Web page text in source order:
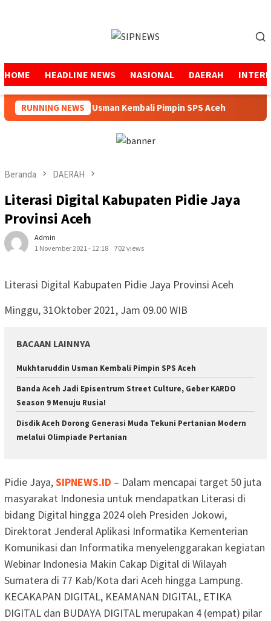
HOME HEADLINE NEWS NASIONAL DAERAH
RUNNING NEWS
Mukhtaruddin Usman Kembali Pimpin SPS Aceh
Beranda DAERAH
Literasi Digital Kabupaten Pidie Jaya
Provinsi Aceh
Admin
1 November 2021 - 12:18
702 views
Literasi Digital Kabupaten Pidie Jaya Provinsi Aceh
Minggu, 31Oktober 2021, Jam 09.00 WIB
BACAAN LAINNYA
Mukhtaruddin Usman Kembali Pimpin SPS Aceh
Banda Aceh Jadi Episentrum Street Culture, Geber KARDO
Season 9 Menuju Rusia!
Disdik Aceh Dorong Generasi Muda Tekuni Pertanian Modern
melalui Olimpiade Pertanian
Pidie Jaya,SIPNEWS.ID – Dalam mencapai target 50 juta
masyarakat Indonesia untuk mendapatkan Literasi di
bidang Digital hingga 2024 oleh Presiden Jokowi,
Direktorat Jenderal Aplikasi Informatika Kementerian
Komunikasi dan Informatika menyelenggarakan kegiatan
Webinar Indonesia Makin Cakap Digital di Wilayah
Sumatera di 77 Kab/Kota dari Aceh hingga Lampung.
KECAKAPAN DIGITAL, KEAMANAN DIGITAL, ETIKA
DIGITAL dan BUDAYA DIGITAL merupakan 4 (empat) pilar